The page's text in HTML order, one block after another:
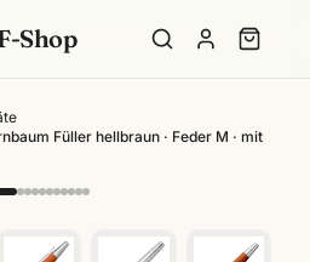
Shop
Füller hellbraun · Feder M · mit